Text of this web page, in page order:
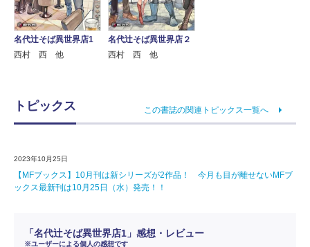
名代辻そば異世界店1
西村 西 他
名代辻そば異世界店２
西村 西 他
トピックス この書誌の関連トピックス一覧へ
2023年10月25日
【MFブックス】10月刊は新シリーズが2作品！ 今月も目が離せないMFブ
ックス最新刊は10月25日（水）発売！！
「名代辻そば異世界店1」感想・レビュー
※ユーザーによる個人の感想です